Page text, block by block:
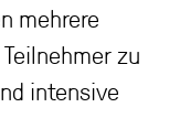
mehrere
zu
intensive